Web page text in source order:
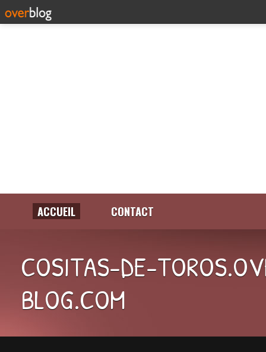
ACCUEIL CONTACT
COSITAS-DE-
BLOG.COM